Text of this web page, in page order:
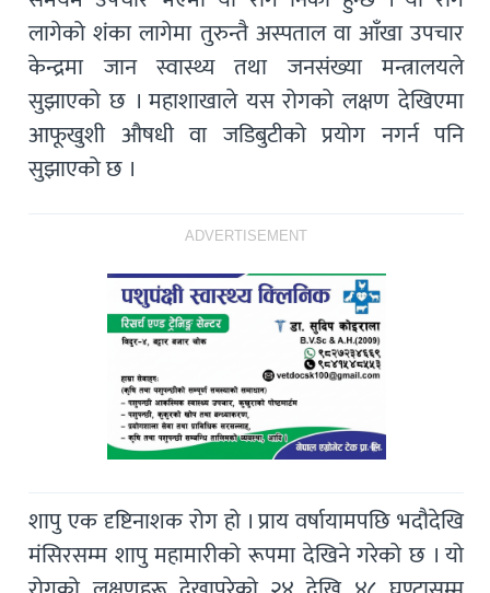
लागेको शंका लागेमा तुरुन्तै अस्पताल वा आँखा उपचार
केन्द्रमा जान स्वास्थ्य तथा जनसंख्या मन्त्रालयले
सुझाएको छ । महाशाखाले यस रोगको लक्षण देखिएमा
आफूखुशी औषधी वा जडिबुटीको प्रयोग नगर्न पनि
सुझाएको छ ।
ADVERTISEMENT
शापु एक दृष्टिनाशक रोग हो । प्राय वर्षायामपछि भदौदेखि
मंसिरसम्म शापु महामारीको रूपमा देखिने गरेको छ । यो